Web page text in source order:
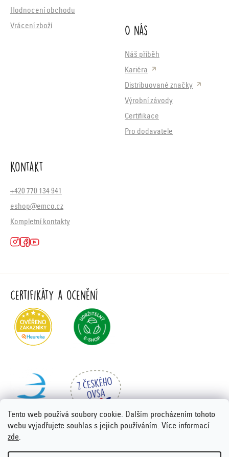
Tento web používá soubory cookie. Dalším procházením tohoto
webu vyjadřujete souhlas s jejich používáním. Více informací
zde.
Hodnocení obchodu
Vrácení zboží
O nás
Náš příběh
Kariéra
Distribuované značky
Výrobní závody
Certifikace
Pro dodavatele
Kontakt
+420 770 134 941
eshop@emco.cz
Kompletní kontakty
Certifikáty a ocenění